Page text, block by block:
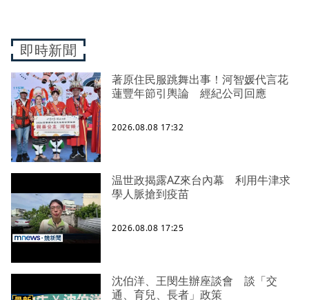
即時新聞
著原住民服跳舞出事！河智媛代言花
蓮豐年節引輿論 經紀公司回應
2026.08.08 17:32
温世政揭露AZ來台內幕 利用牛津求
學人脈搶到疫苗
2026.08.08 17:25
沈伯洋、王閔生辦座談會 談「交
通、育兒、長者」政策